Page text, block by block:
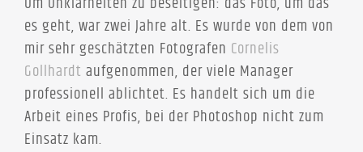
es geht, war zwei Jahre alt. Es wurde von dem von
mir sehr geschätzten Fotografen Cornelis
Gollhardt aufgenommen, der viele Manager
professionell ablichtet. Es handelt sich um die
Arbeit eines Profis, bei der Photoshop nicht zum
Einsatz kam.